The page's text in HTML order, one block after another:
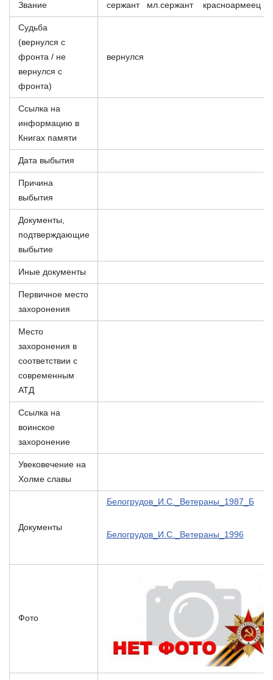
Звание сержант мл.сержант красноармеец
Судьба
(вернулся с
фронта / не
вернулся с
фронта)
вернулся
Ссылка на
информацию в
Книгах памяти
Дата выбытия
Причина
выбытия
Документы,
подтверждающие
выбытие
Иные документы
Первичное место
захоронения
Место
захоронения в
соответствии с
современным
АТД
Ссылка на
воинское
захоронение
Увековечение на
Холме славы
Документы
Белогрудов_И.С._Ветераны_1987_Б
Белогрудов_И.С._Ветераны_1996
Фото